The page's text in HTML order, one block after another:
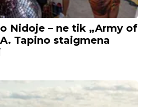
Nidoje – ne tik „Army of
Tapino staigmena